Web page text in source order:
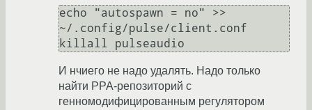
echo "autospawn = no" >>
~/.config/pulse/client.conf
killall pulseaudio
И нчиего не надо удалять. Надо только
найти PPA-репозиторий с
генномодифицированным регулятором